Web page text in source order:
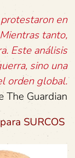
en
tanto,
Este análisis
sino una
orden global.
The Guardian
SURCOS